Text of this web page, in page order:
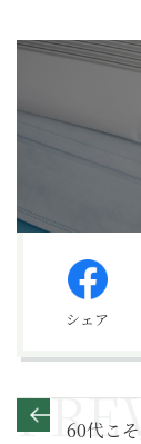
シェア
60代こそ見た